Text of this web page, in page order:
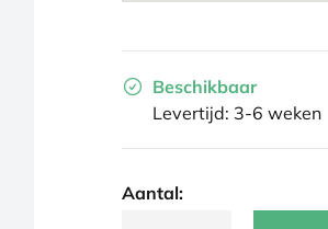
Beschikbaar
Levertijd: 3-6 weken
Aantal: